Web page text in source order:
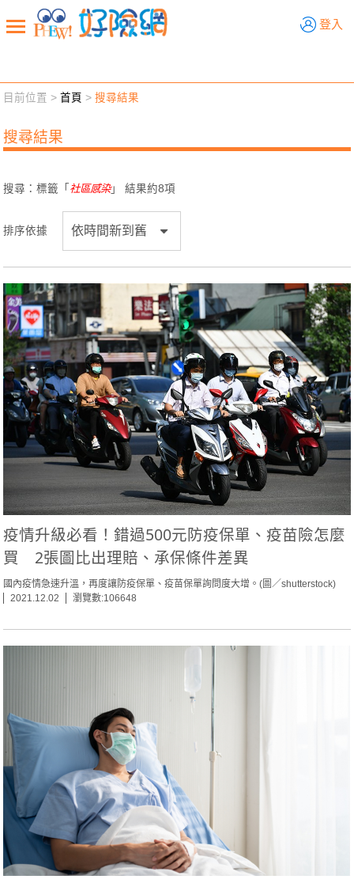
登入
新聞觀點 業務交流
退休先準備 好險學堂 輔銷工具 活動專區
目前位置 >首頁 >搜尋結果
搜尋結果
搜尋：標籤「 社區感染」 結果約8項
排序依據
疫情升級必看！錯過500元防疫保單、疫苗險怎麼
買 2張圖比出理賠、承保條件差異
國內疫情急速升溫，再度讓防疫保單、疫苗保單詢問度大增。(圖／shutterstock)
2021.12.02
瀏覽數:106648